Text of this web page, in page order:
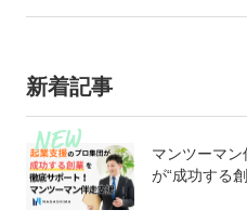
新着記事
マンツーマ
が“成功する